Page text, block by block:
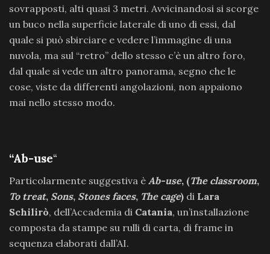
sovrapposti, alti quasi 3 metri. Avvicinandosi si scorge
un buco nella superficie laterale di uno di essi, dal
quale si può sbirciare e vedere l’immagine di una
nuvola, ma sul “retro” dello stesso c’è un altro foro,
dal quale si vede un altro panorama, segno che le
cose, viste da differenti angolazioni, non appaiono
mai nello stesso modo.
“Ab-use“
Particolarmente suggestiva è Ab-use, (The classroom,
To treat, Sons, Stones faces, The cage) di Lara
Schilirò, dell’Accademia di Catania, un’installazione
composta da stampe su rulli di carta, di frame in
sequenza elaborati dall’AI.